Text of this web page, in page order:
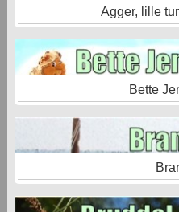
Agger, lille
Bette